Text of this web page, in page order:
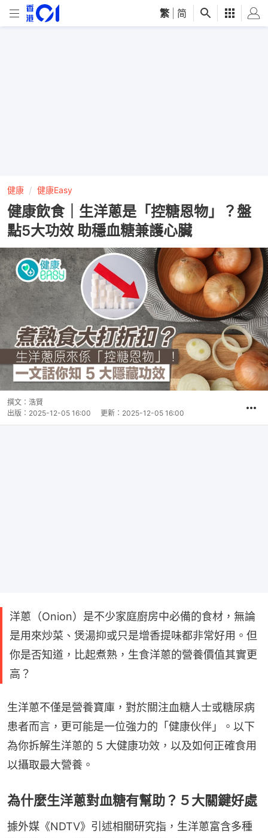
繁 简
健康 健康Easy
健康飲食｜生洋蔥是「控糖恩物」？盤
點5大功效 助穩血糖兼護心臟
撰文： 浩賢
出版： 2025-12-05 16:00 更新： 2025-12-05 16:00
洋蔥（Onion）是不少家庭廚房中必備的食材，無論
是用來炒菜、煲湯抑或只是增香提味都非常好用。但
你是否知道，比起煮熟，生食洋蔥的營養價值其實更
高？
生洋蔥不僅是營養寶庫，對於關注血糖人士或糖尿病
患者而言，更可能是一位強力的「健康伙伴」。以下
為你拆解生洋蔥的 5 大健康功效，以及如何正確食用
以攝取最大營養。
為什麼生洋蔥對血糖有幫助？５大關鍵好處
據外媒《NDTV》引述相關研究指，生洋蔥富含多種